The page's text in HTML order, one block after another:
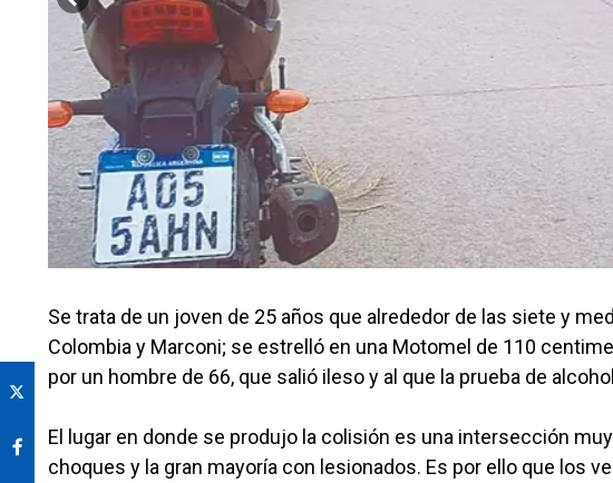
Se trata de un joven de 25 años que alrededor de las siete y
Colombia y Marconi; se estrelló en una Motomel de 110
por un hombre de 66, que salió ileso y al que la prueba de
El lugar en donde se produjo la colisión es una intersección
choques y la gran mayoría con lesionados. Es por ello que los